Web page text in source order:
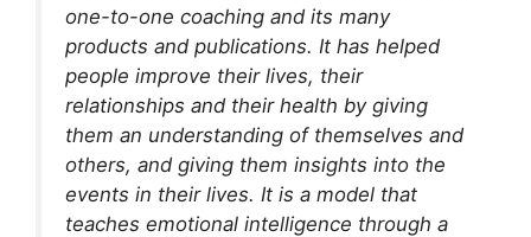
one-to-one coaching and its many
products and publications. It has helped
people improve their lives, their
relationships and their health by giving
them an understanding of themselves and
others, and giving them insights into the
events in their lives. It is a model that
teaches emotional intelligence through a